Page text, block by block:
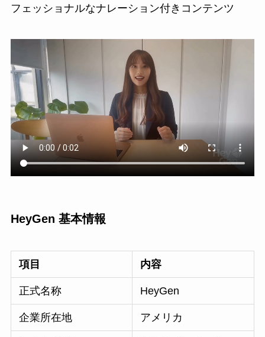
フェッショナルなナレーション付きコンテンツ
HeyGen 基本情報
項目 内容
正式名称 HeyGen
企業所在地 アメリカ